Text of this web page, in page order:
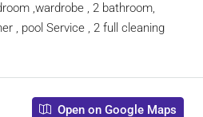
,wardrobe , 2 bathroom,
, pool Service , 2 full cleaning
Open on Google Maps